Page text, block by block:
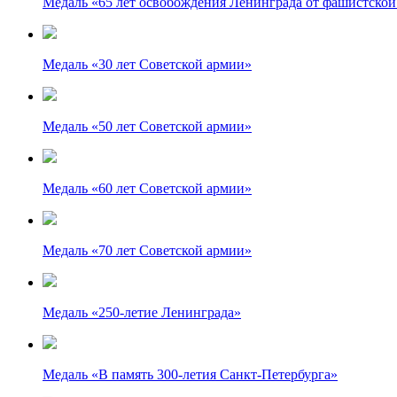
Медаль «30 лет Советской армии»
Медаль «50 лет Советской армии»
Медаль «60 лет Советской армии»
Медаль «70 лет Советской армии»
Медаль «250-летие Ленинграда»
Медаль «В память 300-летия Санкт-Петербурга»